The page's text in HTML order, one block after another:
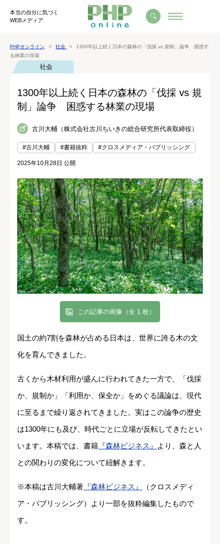
本当の自分に気づく
WEBメディア
PHPオンライン 社会
1300年以上続く日本の森林の「伐採 vs 規制」論争 困惑す
る林業の現場
社会
1300年以上続く日本の森林の「伐採 vs 規
制」論争 困惑する林業の現場
古川大輔（株式会社古川ちいきの総合研究所代表取締役）
#古川大輔 #書籍抜粋 #クロスメディア・パブリッシング
2025年10月28日 公開
この記事の画像（全 1 枚）
国土の約7割を森林が占める日本は、世界に誇る木の文
化を育んできました。
古くから木材利用が盛んに行われてきた一方で、「伐採
か、規制か」「利用か、保全か」をめぐる議論は、現代
に至るまで繰り返されてきました。実はこの論争の歴史
は1300年にも及び、時代ごとに立場が反転してきたとい
います。本稿では、書籍 『森林ビジネス』
より、森と人
との関わりの変化について紐解きます。
※本稿は古川大輔著 『森林ビジネス』
（クロスメディ
ア・パブリッシング）より一部を抜粋編集したもので
す。